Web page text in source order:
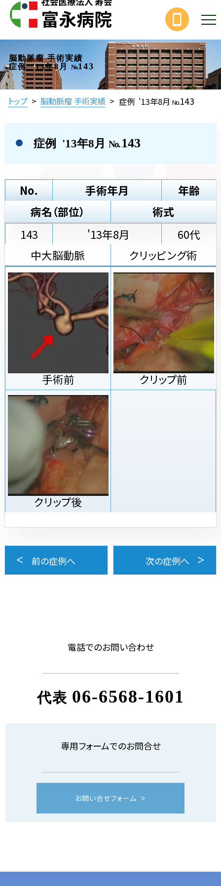
脳動脈瘤 手術実績
症例 '13年8月
No.143
トップ > 脳動脈瘤 手術実績 > 症例 '13年8月 No.143
症例 '13年8月 No.143
No. 手術年月
年齢
病名（部位）
術式
143
'13年8月
60代
中大脳動脈
クリッピング術
手術前 クリップ前
クリップ後
前の症例へ 次の症例へ
電話でのお問い合わせ
代表 06-6568-1601
専用フォームでのお問合せ
お問い合せフォーム